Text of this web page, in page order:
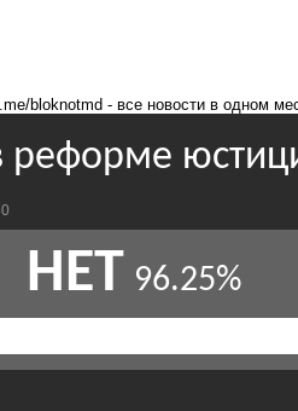
bloknotmd - все новости в одном